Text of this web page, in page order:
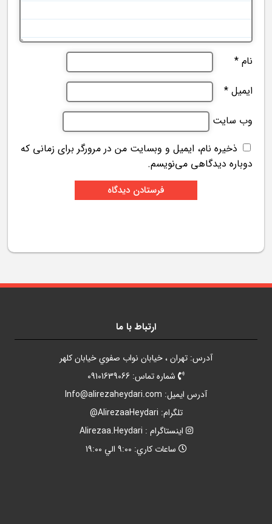
نام *
ایمیل *
وب‌ سایت
ذخیره نام، ایمیل و وبسایت من در مرورگر برای زمانی که
دوباره دیدگاهی می‌نویسم.
ارتباط با ما
آدرس: تهران ، خيابان نواب صفوي خيابان کلهر
شماره تماس: 09101639066
آدرس ايميل: Info@alirezaheydari.com
تلگرام: AlirezaaHeydari@
اينستاگرام : Alirezaa.Heydari
ساعات کاري: 9:00 الي 19:00